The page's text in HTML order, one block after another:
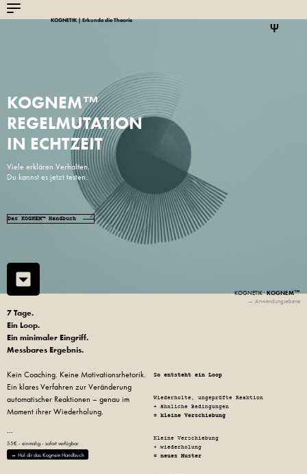
Ψ
KOGNETIK | Erkunde die Theorie
KOGNEM™
REGELMUTATION
IN ECHTZEIT
Viele erklären Verhalten.
Du kannst es jetzt testen.
Das KOGNEM™ Handbuch
KOGNETIK ·KOGNEM™
→ Anwendungsebene
7 Tage.
Ein Loop.
Ein minimaler Eingriff.
Messbares Ergebnis.
Kein Coaching. Keine Motivationsrhetorik.
Ein klares Verfahren zur Veränderung
automatischer Reaktionen – genau im
Moment ihrer Wiederholung.
So entsteht ein Loop
Wiederholte, ungeprüfte Reaktion
+ ähnliche Bedingungen
= kleine Verschiebung
Kleine Verschiebung
+ wiederholung
= neues Muster
---
55€ - einmalig - sofort verfügbar.
→ Hol dir das Kognem Handbuch